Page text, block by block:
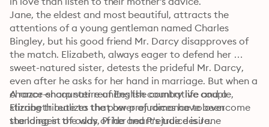
Jane, the eldest and most beautiful, attracts the
attentions of a young gentleman named Charles
Bingley, but his good friend Mr. Darcy disapproves of
the match. Elizabeth, always eager to defend her
sweet-natured sister, detests the prideful Mr. Darcy,
even after he asks for her hand in marriage. But when a
chance encounter reunites the combative couple,
Elizabeth realizes that her prejudices have been
standing in the way of her heart's true desire.
A razor-sharp satire of English country life and a
stirring tribute to the power of romance to overcome
the longest of odds, Pride and Prejudice is Jane